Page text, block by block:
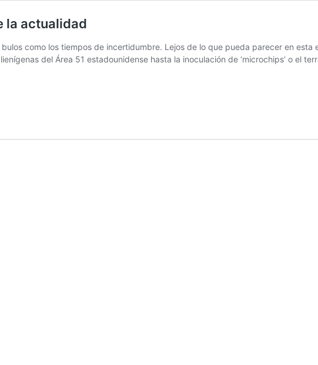
la actualidad
como los tiempos de incertidumbre. Lejos de lo que pueda parecer en
del Área 51 estadounidense hasta la inoculación de ‘microchips’ o el